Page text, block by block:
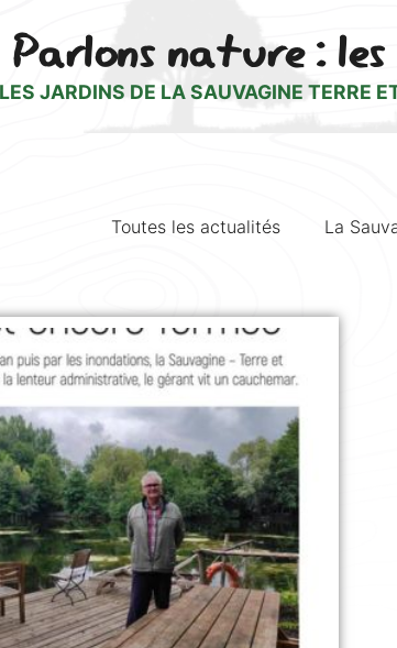
Parlons nature :
JARDINS DE LA SAUVAGINE TERRE
Toutes les actualités La